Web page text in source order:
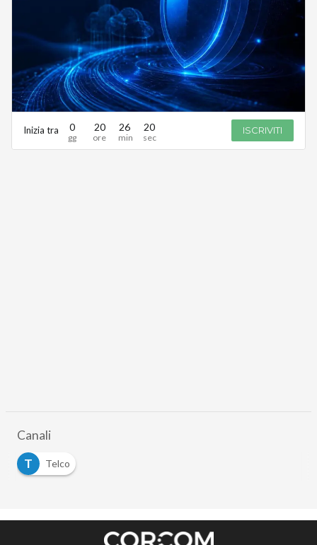
Inizia tra 0 20 26 20 ISCRIVITI
Canali
T
Telco